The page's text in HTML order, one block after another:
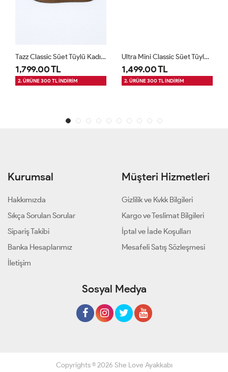
Tazz Classic Süet Tüylü Kadın Bot - Vizon
1,799.00 TL
2. ÜRÜNE 300 TL İNDİRİM
Ultra Mini Classic Süet Tüylü Kadın Bot - Vizon
1,499.00 TL
2. ÜRÜNE 300 TL İNDİRİM
Kurumsal
Hakkımızda
Sıkça Sorulan Sorular
Sipariş Takibi
Banka Hesaplarımız
İletişim
Müşteri Hizmetleri
Gizlilik ve Kvkk Bilgileri
Kargo ve Teslimat Bilgileri
İptal ve İade Koşulları
Mesafeli Satış Sözleşmesi
Sosyal Medya
Copyrights © 2026 She Love Ayakkabı